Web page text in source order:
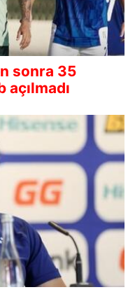
sonra 35
açılmadı